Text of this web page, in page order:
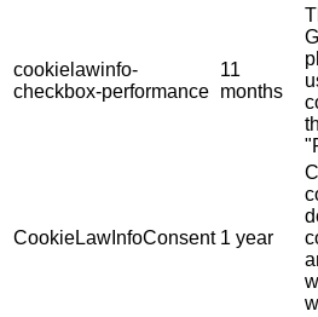
cookielawinfo-
checkbox-performance
11
months
CookieLawInfoConsent 1 year